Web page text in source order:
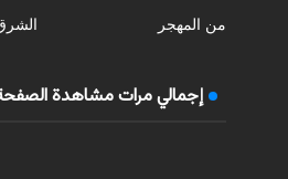
من المهجر
إجمالي مرات مشاهدة